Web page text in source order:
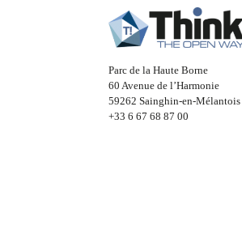
Parc de la Haute Borne
60 Avenue de l’Harmonie
59262 Sainghin-en-Mélantois
+33 6 67 68 87 00